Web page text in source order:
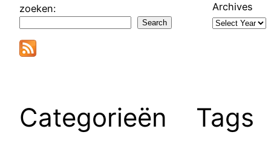
zoeken:
Search
Archives
Categorieën Tags